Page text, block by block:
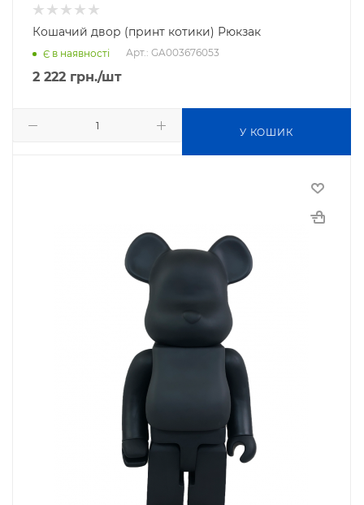
Кошачий двор (принт котики) Рюкзак
Є в наявності Арт.: GA003676053
2 222 грн./шт
У КОШИК